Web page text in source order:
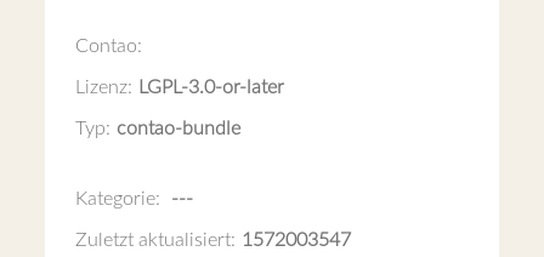
Contao:
Lizenz: LGPL-3.0-or-later
Typ: contao-bundle
Kategorie: ---
Zuletzt aktualisiert: 1572003547